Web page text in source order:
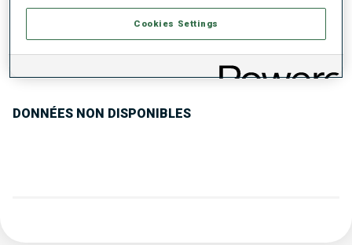
TENDANCE DES PERFORMANCES
DONNÉES NON DISPONIBLES
Cookies Settings